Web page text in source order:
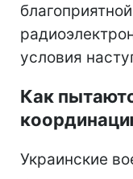
условия
Как
Украинские